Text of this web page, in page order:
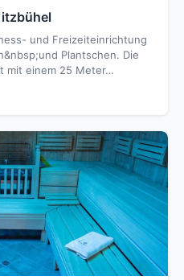
und Freizeiteinrichtung
Plantschen. Die
mit einem 25 Meter…